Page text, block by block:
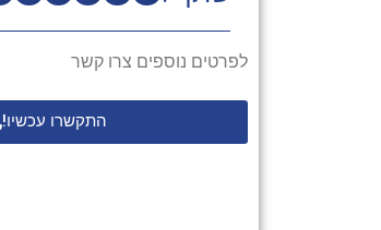
לפרטים נוספים צרו קשר
התקשרו עכשיו!